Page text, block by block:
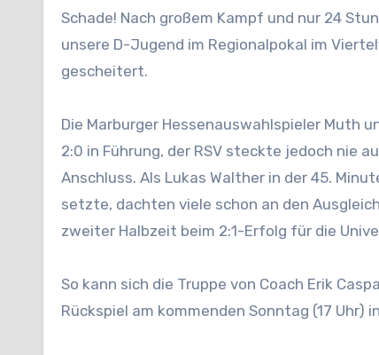
Schade! Nach großem Kampf und nur 24 Stunden nach dem wichtigen Relegationsspiel beim JFV Ohmtal ist
unsere D-Jugend im Regionalpokal im
gescheitert.
Die Marburger Hessenauswahlspieler Muth
2:0 in Führung, der RSV steckte jedoch nie
Anschluss. Als Lukas Walther in der 45.
setzte, dachten viele schon an den
zweiter Halbzeit beim 2:1-Erfolg für die
So kann sich die Truppe von Coach Erik
Rückspiel am kommenden Sonntag (17 Uhr)